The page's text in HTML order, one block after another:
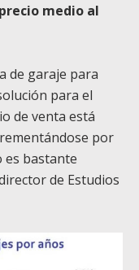
medio al
de garaje para
para el
de venta está
por
es bastante
de Estudios